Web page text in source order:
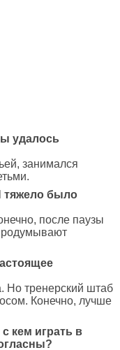
удалось
занимался
тяжело было
после паузы
Но тренерский штаб
Конечно, лучше
кем играть в